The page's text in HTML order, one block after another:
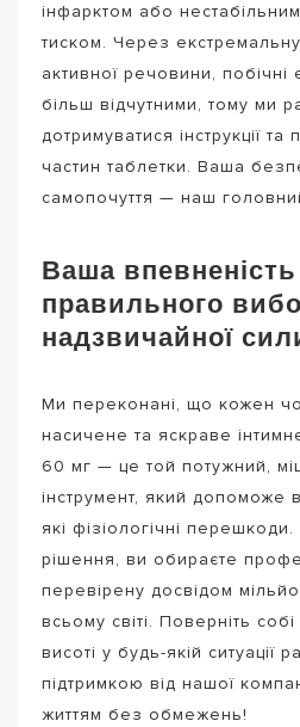
інфарктом або
тиском. Через
активної речовини,
більш відчутними, тому ми
дотримуватися інструкції
частин таблетки. Ваша
самопочуття — наш
Ваша
правильного
надзвичайної
Ми переконані, що кожен
насичене та яскраве
60 мг — це той потужний,
інструмент, який допоможе
які фізіологічні
рішення, ви обираєте
перевірену досвідом
всьому світі. Поверніть
висоті у будь-якій ситуації
підтримкою від нашої
життям без обмежень!